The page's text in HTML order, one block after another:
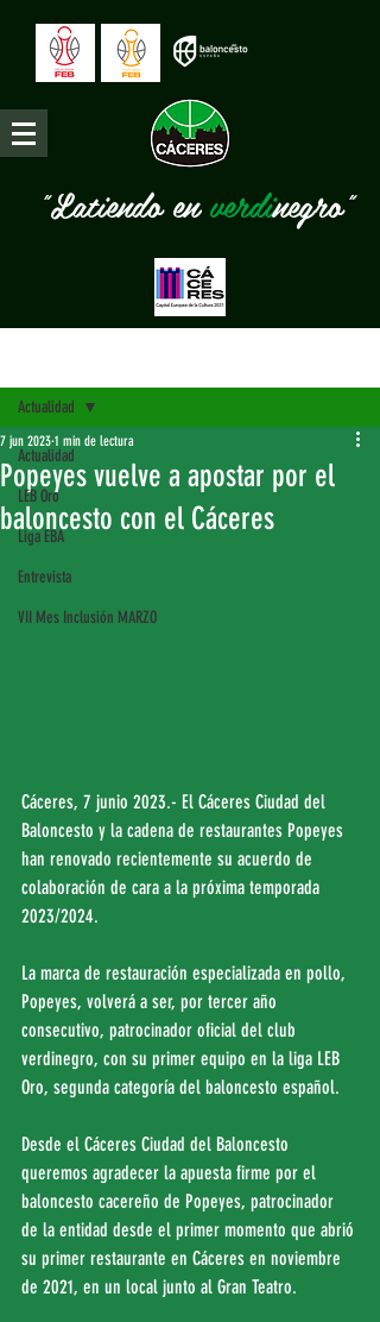
"Latiendo enverdinegro"
Actualidad
LEB Oro
Liga EBA
Entrevista
VII Mes Inclusión MARZO
Actualidad
Popeyes vuelve a apostar por el
baloncesto con el Cáceres
7 jun 2023 1 min de lectura
Cáceres, 7 junio 2023.- El Cáceres Ciudad del
Baloncesto y la cadena de restaurantes Popeyes
han renovado recientemente su acuerdo de
colaboración de cara a la próxima temporada
2023/2024.
La marca de restauración especializada en pollo,
Popeyes, volverá a ser, por tercer año
consecutivo, patrocinador oficial del club
verdinegro, con su primer equipo en la liga LEB
Oro, segunda categoría del baloncesto español.
Desde el Cáceres Ciudad del Baloncesto
queremos agradecer la apuesta firme por el
baloncesto cacereño de Popeyes, patrocinador
de la entidad desde el primer momento que abrió
su primer restaurante en Cáceres en noviembre
de 2021, en un local junto al Gran Teatro.